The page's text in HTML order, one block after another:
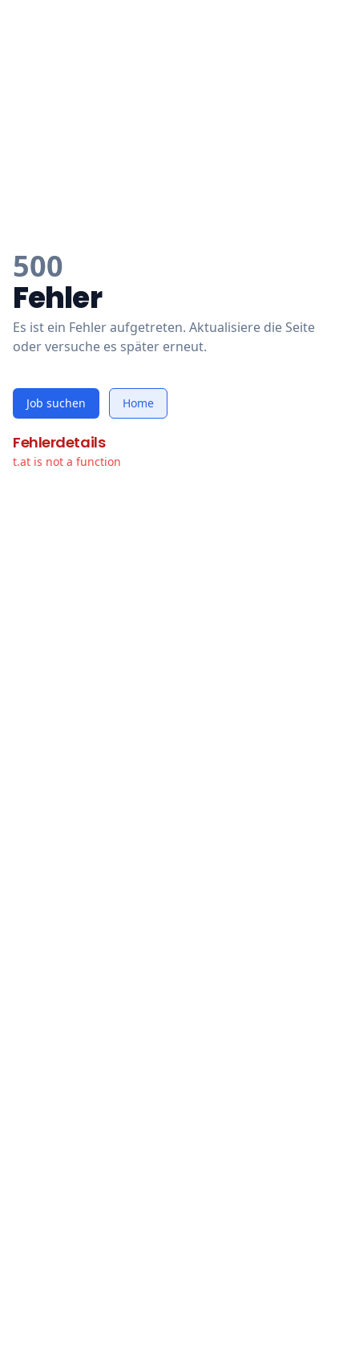
500
Fehler
Es ist ein Fehler aufgetreten. Aktualisiere die Seite
oder versuche es später erneut.
Job suchen Home
Fehlerdetails
t.at is not a function